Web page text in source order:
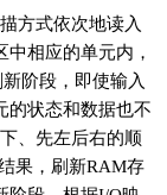
方式依次地读入
相应的单元内，
阶段，即使输入
的状态和数据也不
、先左后右的顺
果，刷新RAM存